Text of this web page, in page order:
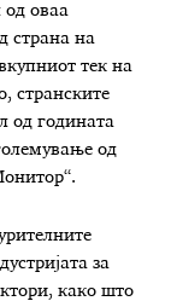
од оваа
страна на
тек на
странските
од годината
од
за
како што